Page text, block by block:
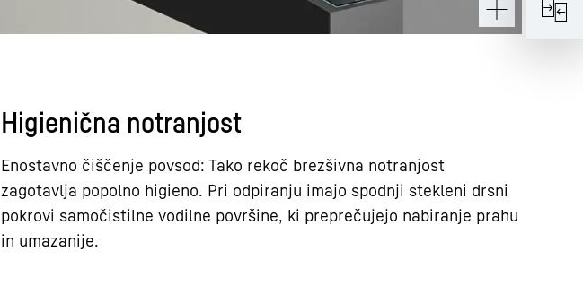
Higienična notranjost
Enostavno čiščenje povsod: Tako rekoč brezšivna notranjost
zagotavlja popolno higieno. Pri odpiranju imajo spodnji stekleni drsni
pokrovi samočistilne vodilne površine, ki preprečujejo nabiranje prahu
in umazanije.